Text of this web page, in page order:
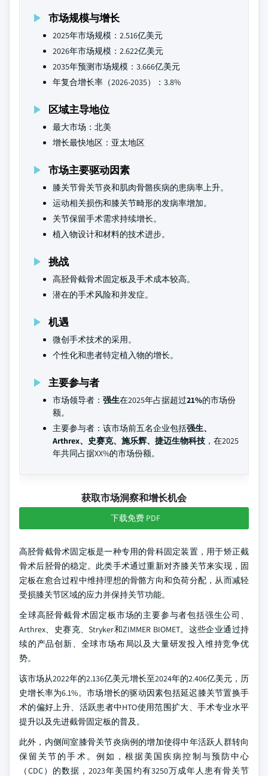
市场规模与增长
2025年市场规模：2.516亿美元
2026年市场规模：2.622亿美元
2035年预测市场规模：3.666亿美元
年复合增长率（2026-2035）：3.8%
区域主导地位
最大市场：北美
增长最快地区：亚太地区
市场主要驱动因素
膝关节骨关节炎和肌肉骨骼疾病的患病率上升。
运动相关损伤和膝关节畸形的发病率增加。
关节保留手术需求持续增长。
植入物设计和材料的技术进步。
挑战
高胫骨截骨术固定板及手术成本较高。
潜在的手术风险和并发症。
机遇
微创手术技术的采用。
个性化和患者特定植入物的增长。
主要参与者
市场领导者： 强生在2025年占据超过21%的市场份
额。
主要参与者：该市场前五名企业包括强生、
Arthrex、史赛克、施乐辉、捷迈生物科技 ，在2025
年共同占据XX%的市场份额。
获取市场洞察和增长机会
下载免费 PDF
高胫骨截骨术固定板是一种专用的骨科固定装置，用于矫正截
骨术后胫骨的稳定。此类手术通过重新对齐膝关节来实现，固
定板在愈合过程中维持理想的骨骼方向和负荷分配，从而减轻
受损膝关节区域的应力并保持关节功能。
全球高胫骨截骨术固定板市场的主要参与者包括强生公司、
Arthrex、史赛克、Stryker和ZIMMER BIOMET。这些企业通过持
续的产品创新、全球市场布局以及大量研发投入维持竞争优
势。
该市场从2022年的2.136亿美元增长至2024年的2.406亿美元，历
史增长率为6.1%。市场增长的驱动因素包括延迟膝关节置换手
术的偏好上升、活跃患者中HTO使用范围扩大、手术专业水平
提升以及先进截骨固定板的普及。
此外，内侧间室膝骨关节炎病例的增加使得中年活跃人群转向
保留关节的手术。例如，根据美国疾病控制与预防中心
（CDC）的数据，2023年美国约有3250万成年人患有骨关节